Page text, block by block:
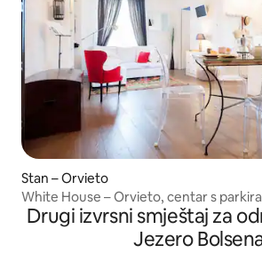
Stan – Orvieto
White House – Orvieto, centar s
Drugi izvrsni smještaj za
Jezero